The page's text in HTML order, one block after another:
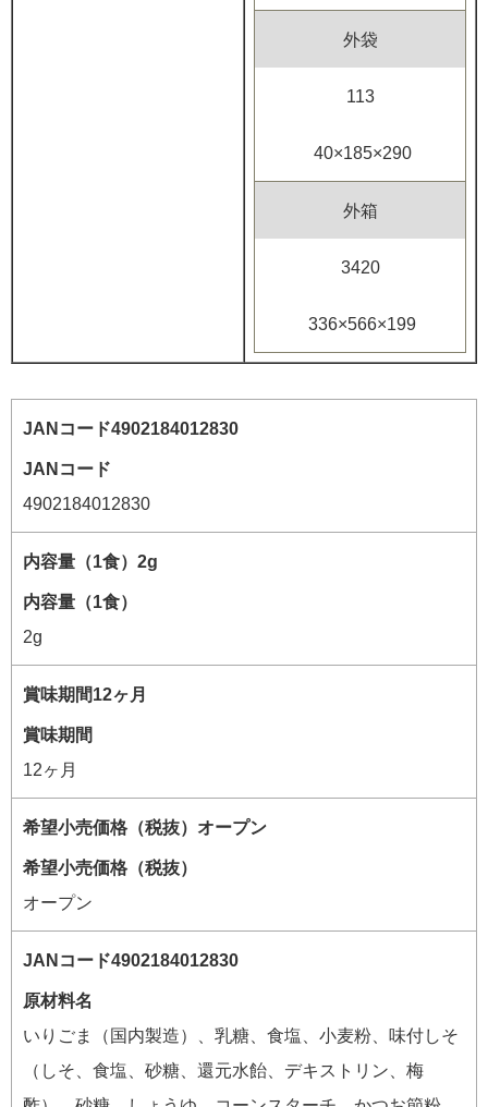
外袋
113
40×185×290
外箱
3420
336×566×199
JANコード
4902184012830
内容量 （1食）
2g
賞味期間
12ヶ月
希望小売価格（税抜）
オープン
原材料名
いりごま（国内製造）、乳糖、食塩、小麦粉、味付しそ
（しそ、食塩、砂糖、還元水飴、デキストリン、梅